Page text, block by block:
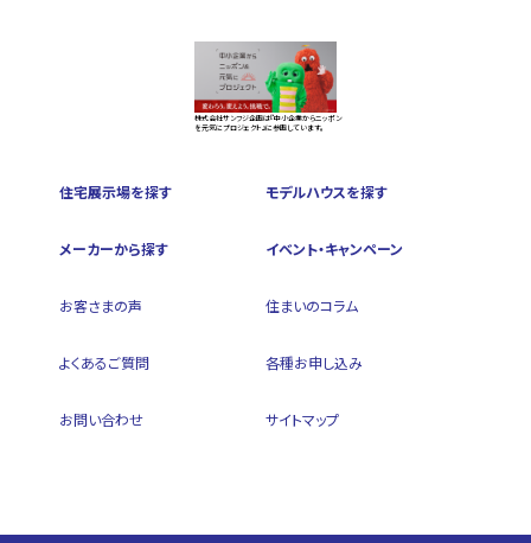
株式会社サンフジ企画は『中小企業からニッポン
を元気にプロジェクト』に参画しています。
住宅展示場を探す モデルハウスを探す
メーカーから探す イベント・キャンペーン
お客さまの声 住まいのコラム
よくあるご質問 各種お申し込み
お問い合わせ サイトマップ